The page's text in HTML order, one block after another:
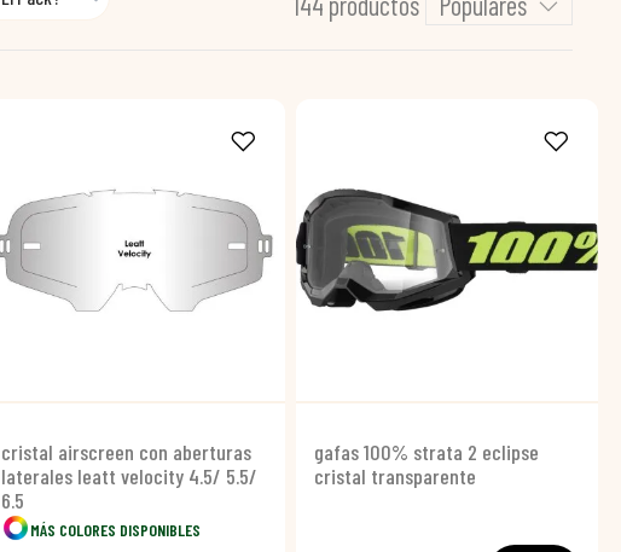
cristal airscreen con aberturas
laterales leatt velocity 4.5/ 5.5/
6.5
MÁS COLORES DISPONIBLES
gafas 100% strata 2 eclipse
cristal transparente